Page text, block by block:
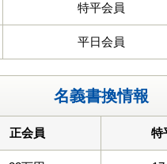
特平会員
平日会員
名義書換情報
正会員 特